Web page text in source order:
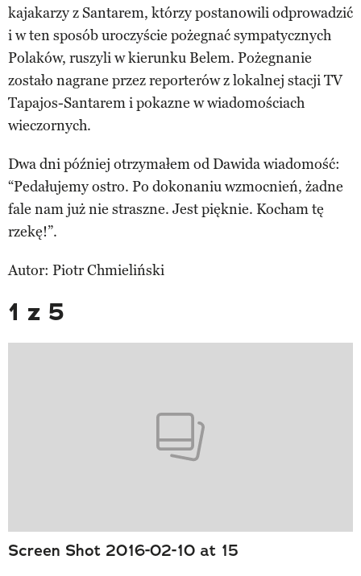
kajakarzy z Santarem, którzy postanowili odprowadzić
i w ten sposób uroczyście pożegnać sympatycznych
Polaków, ruszyli w kierunku Belem. Pożegnanie
zostało nagrane przez reporterów z lokalnej stacji TV
Tapajos-Santarem i pokazne w wiadomościach
wieczornych.
Dwa dni później otrzymałem od Dawida wiadomość:
“Pedałujemy ostro. Po dokonaniu wzmocnień, żadne
fale nam już nie straszne. Jest pięknie. Kocham tę
rzekę!”.
Autor: Piotr Chmieliński
1 z 5
Screen Shot 2016-02-10 at 15